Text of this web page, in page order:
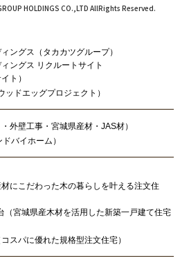
HOLDINGS CO.,LTD AllRights Reserved.
ングス（タカカツグループ）
ングス リクルートサイト
ト）
ッドエッグプロジェクト）
外壁工事・宮城県産材・JAS材）
バイホーム）
材にこだわった木の暮らしを叶える注文住
（宮城県産木材を活用した新築一戸建て住宅
スパに優れた規格型注文住宅）